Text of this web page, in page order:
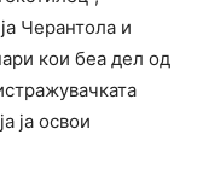
Черантола и
кои беа дел од
ја освои